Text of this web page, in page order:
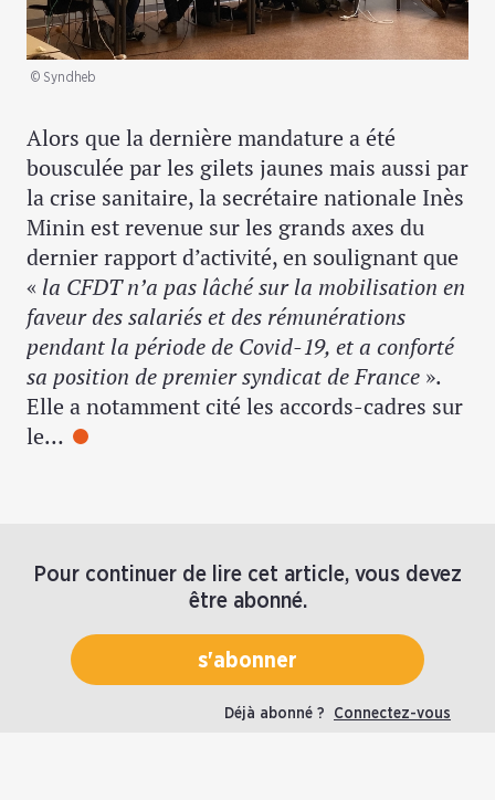
© Syndheb
Alors que la dernière mandature a été
bousculée par les gilets jaunes mais aussi par
la crise sanitaire, la secrétaire nationale Inès
Minin est revenue sur les grands axes du
dernier rapport d’activité, en soulignant que
« la CFDT n’a pas lâché sur la mobilisation en
faveur des salariés et des rémunérations
pendant la période de Covid-19, et a conforté
sa position de premier syndicat de France ».
Elle a notamment cité les accords-cadres sur
le…
Pour continuer de lire cet article, vous devez
être abonné.
s'abonner
Déjà abonné ? Connectez-vous